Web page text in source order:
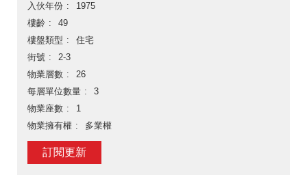
入伙年份
1975
樓齡
49
樓盤類型
住宅
街號
2-3
物業層數
26
每層單位數量
3
物業座數
1
物業擁有權
多業權
訂閱更新